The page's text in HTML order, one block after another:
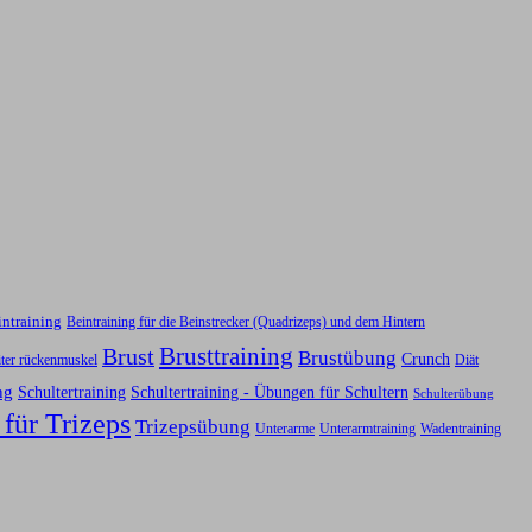
Beintraining für die Beinstrecker (Quadrizeps) und dem Hintern
rückenmuskel Brust Brusttraining Brustübung Crunch Diät
Schultertraining Schultertraining - Übungen für Schultern Schulterübung
Trizeps Trizepsübung Unterarme Unterarmtraining Wadentraining